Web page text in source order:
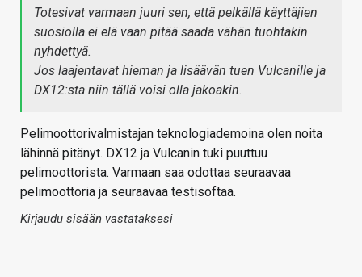
Totesivat varmaan juuri sen, että pelkällä käyttäjien
suosiolla ei elä vaan pitää saada vähän tuohtakin
nyhdettyä.
Jos laajentavat hieman ja lisäävän tuen Vulcanille ja
DX12:sta niin tällä voisi olla jakoakin.
Pelimoottorivalmistajan teknologiademoina olen noita
lähinnä pitänyt. DX12 ja Vulcanin tuki puuttuu
pelimoottorista. Varmaan saa odottaa seuraavaa
pelimoottoria ja seuraavaa testisoftaa.
Kirjaudu sisään vastataksesi